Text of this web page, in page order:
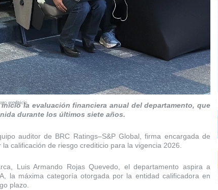
crediticio.la evaluación financiera anual del departamento, que
durante los últimos siete años.
auditor de BRC Ratings–S&P Global, firma encargada de
calificación de riesgo crediticio para la vigencia 2026.
Luis Armando Rojas Quevedo, el departamento aspira a
la máxima categoría otorgada por la entidad calificadora en
plazo.